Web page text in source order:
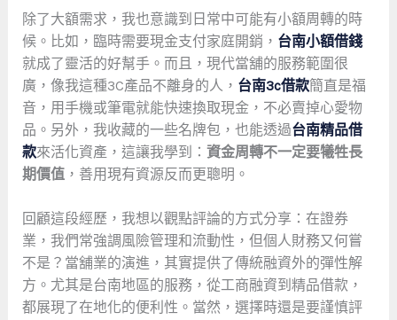
除了大額需求，我也意識到日常中可能有小額周轉的時
候。比如，臨時需要現金支付家庭開銷， 台南小額借錢
就成了靈活的好幫手。而且，現代當舖的服務範圍很
廣，像我這種3C產品不離身的人， 台南3c借款簡直是福
音，用手機或筆電就能快速換取現金，不必賣掉心愛物
品。另外，我收藏的一些名牌包，也能透過台南精品借
款來活化資產，這讓我學到： 資金周轉不一定要犧牲長
期價值，善用現有資源反而更聰明。
回顧這段經歷，我想以觀點評論的方式分享：在證券
業，我們常強調風險管理和流動性，但個人財務又何嘗
不是？當舖業的演進，其實提供了傳統融資外的彈性解
方。尤其是台南地區的服務，從工商融資到精品借款，
都展現了在地化的便利性。當然，選擇時還是要謹慎評